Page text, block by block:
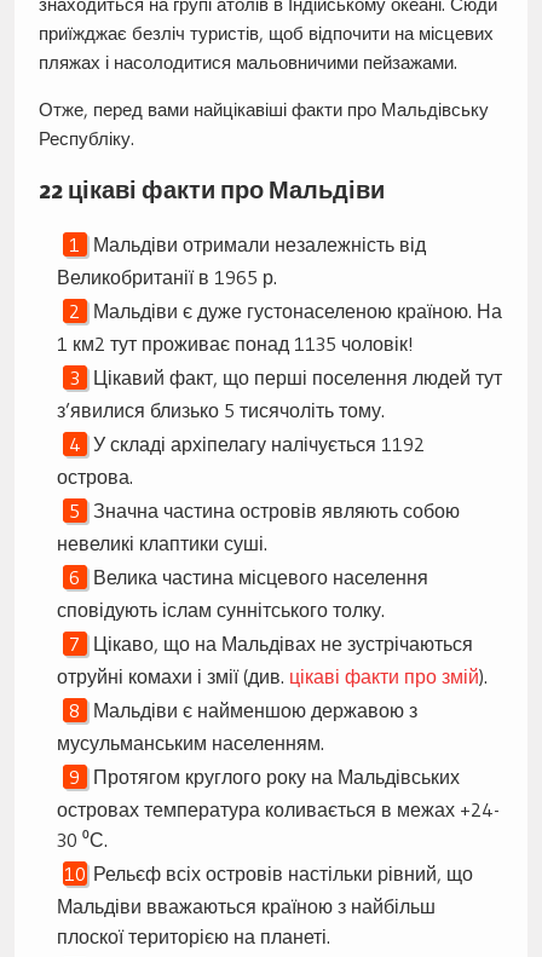
приїжджає безліч туристів, щоб відпочити на місцевих
пляжах і насолодитися мальовничими пейзажами.
Отже, перед вами найцікавіші факти про Мальдівську
Республіку.
22 цікаві факти про Мальдіви
Мальдіви отримали незалежність від
Великобританії в 1965 р.
Мальдіви є дуже густонаселеною країною. На
1 км2 тут проживає понад 1135 чоловік!
Цікавий факт, що перші поселення людей тут
з’явилися близько 5 тисячоліть тому.
У складі архіпелагу налічується 1192
острова.
Значна частина островів являють собою
невеликі клаптики суші.
Велика частина місцевого населення
сповідують іслам суннітського толку.
Цікаво, що на Мальдівах не зустрічаються
отруйні комахи і змії (див. цікаві факти про змій).
Мальдіви є найменшою державою з
мусульманським населенням.
Протягом круглого року на Мальдівських
островах температура коливається в межах +24-
30 ⁰С.
Рельєф всіх островів настільки рівний, що
Мальдіви вважаються країною з найбільш
плоскої територією на планеті.